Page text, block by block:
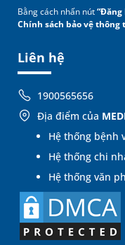
Liên hệ
1900565656
Địa điểm của
Hệ thống bệnh
Hệ thống chi
Hệ thống văn
Bằng cách nhấn nút“Đăng
Chính sách bảo vệ thông